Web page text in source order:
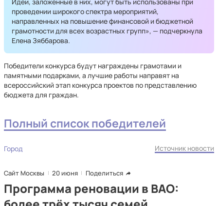
проведении широкого спектра мероприятий,
направленных на повышение финансовой и бюджетной
грамотности для всех возрастных групп», — подчеркнула
Елена Зяббарова.
Победители конкурса будут награждены грамотами и
памятными подарками, а лучшие работы направят на
всероссийский этап конкурса проектов по представлению
бюджета для граждан.
Полный список победителей
Город Источник новости
Сайт Москвы 20 июня Поделиться
Программа реновации в ВАО: